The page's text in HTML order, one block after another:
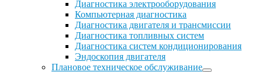
Диагностика электрооборудования
Компьютерная диагностика
Диагностика двигателя и трансмиссии
Диагностика топливных систем
Диагностика систем кондиционирования
Эндоскопия двигателя
Плановое техническое обслуживание